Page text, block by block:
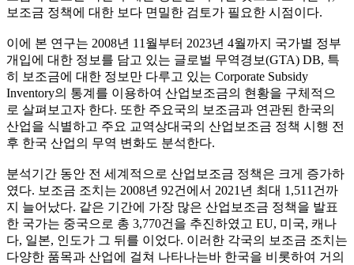
보조금 정책에 대한 보다 면밀한 검토가 필요한 시점이다.
이에 본 연구는 2008년 11월부터 2023년 4월까지 국가별 정부
개입에 대한 정보를 담고 있는 글로벌 무역경보(GTA) DB, 특
히 보조금에 대한 정보만 다루고 있는 Corporate Subsidy
Inventory의 통계를 이용하여 산업보조금의 현황을 구체적으
로 살펴보고자 한다. 또한 주요국의 보조금과 연관된 한국의
산업을 식별하고 주요 교역상대국의 산업보조금 정책 시행 전
후 한국 산업의 무역 변화도 분석한다.
분석기간 동안 전 세계적으로 산업보조금 정책은 크게 증가하
였다. 보조금 조치는 2008년 92건에서 2021년 최대 1,511건까
지 늘어났다. 같은 기간에 가장 많은 산업보조금 정책을 발표
한 국가는 중국으로 총 3,770건을 추진하였고 EU, 미국, 캐나
다, 일본, 인도가 그 뒤를 이었다. 이러한 각국의 보조금 조치는
다양한 품목과 산업에 걸쳐 나타나는바 한국을 비롯하여 거의